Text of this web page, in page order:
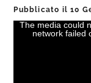
Pubblicato il10
The media could
network failed